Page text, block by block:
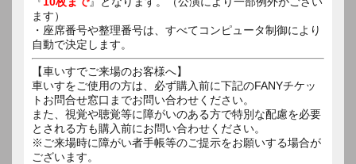
ます）
・座席番号や整理番号は、すべてコンピュータ制御により
自動で決定します。
【車いすでご来場のお客様へ】
車いすをご使用の方は、必ず購入前に下記のFANYチケッ
トお問合せ窓口までお問い合わせください。
また、視覚や聴覚等に障がいのある方で特別な配慮を必要
とされる方も購入前にお問い合わせください。
※ご来場時に障がい者手帳等のご提示をお願いする場合が
ございます。